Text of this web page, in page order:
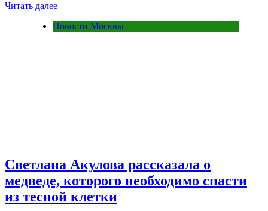
Читать далее
Новости Москвы
Светлана Акулова рассказала о
медведе, которого необходимо спасти
из тесной клетки